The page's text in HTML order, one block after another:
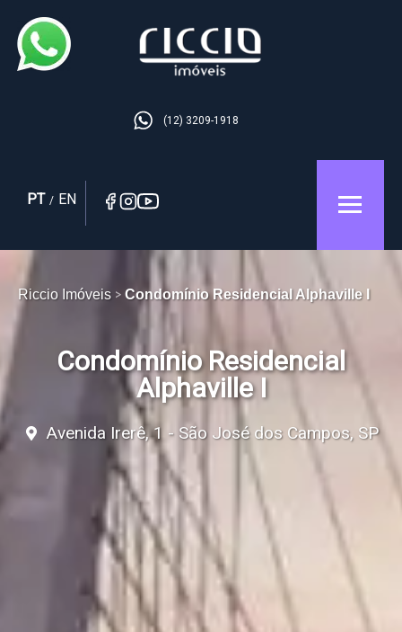
(12) 3209-1918
PT / EN
Riccio Imóveis Condomínio Residencial Alphaville I
Condomínio Residencial
Alphaville I
Avenida Irerê, 1 - São José dos Campos, SP